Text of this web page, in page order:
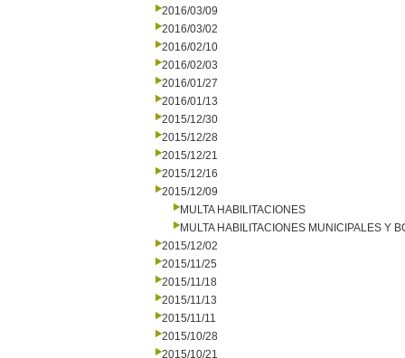
2016/03/09
2016/03/02
2016/02/10
2016/02/03
2016/01/27
2016/01/13
2015/12/30
2015/12/28
2015/12/21
2015/12/16
2015/12/09
MULTA HABILITACIONES
MULTA HABILITACIONES MUNICIPALES Y
2015/12/02
2015/11/25
2015/11/18
2015/11/13
2015/11/11
2015/10/28
2015/10/21